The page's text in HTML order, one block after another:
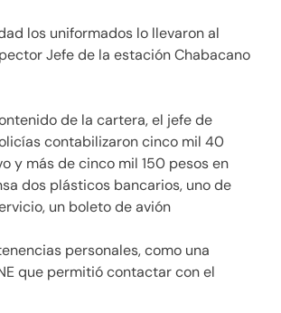
los uniformados lo llevaron al
Jefe de la estación Chabacano
de la cartera, el jefe de
contabilizaron cinco mil 40
y más de cinco mil 150 pesos en
dos plásticos bancarios, uno de
un boleto de avión
personales, como una
que permitió contactar con el